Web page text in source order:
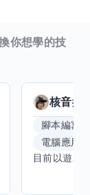
你想學的技
核音擅
腳本編寫
電腦應用